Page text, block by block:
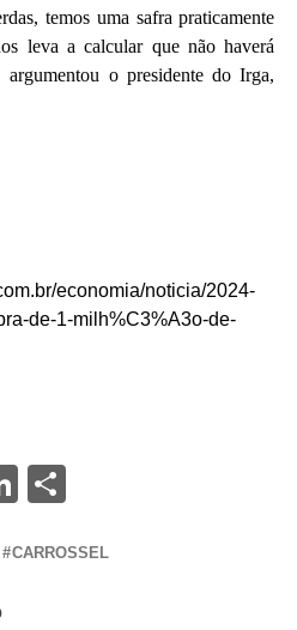
temos uma safra praticamente
leva a calcular que não haverá
argumentou o presidente do Irga,
economia/noticia/2024-
de-1-milh%C3%A3o-de-
LinkedIn
Share
CARROSSEL